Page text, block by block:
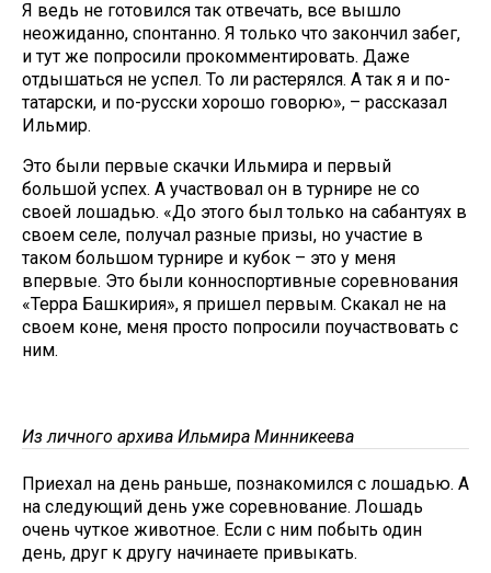
Я ведь не готовился так отвечать, все вышло
неожиданно, спонтанно. Я только что закончил забег,
и тут же попросили прокомментировать. Даже
отдышаться не успел. То ли растерялся. А так я и по-
татарски, и по-русски хорошо говорю», – рассказал
Ильмир.
Это были первые скачки Ильмира и первый
большой успех. А участвовал он в турнире не со
своей лошадью. «До этого был только на сабантуях в
своем селе, получал разные призы, но участие в
таком большом турнире и кубок – это у меня
впервые. Это были конноспортивные соревнования
«Терра Башкирия», я пришел первым. Скакал не на
своем коне, меня просто попросили поучаствовать с
ним.
Из личного архива Ильмира Минникеева
Приехал на день раньше, познакомился с лошадью. А
на следующий день уже соревнование. Лошадь
очень чуткое животное. Если с ним побыть один
день, друг к другу начинаете привыкать.